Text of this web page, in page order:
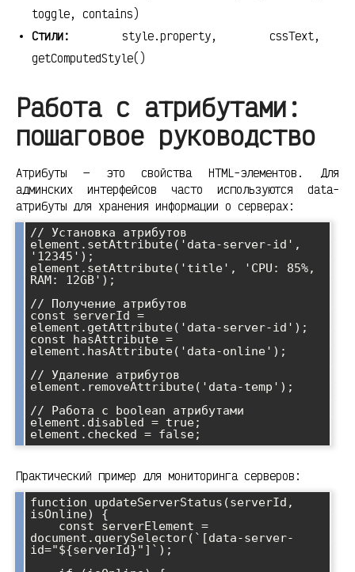
toggle, contains)
Стили:
style.property, cssText,
getComputedStyle()
Работа с атрибутами:
пошаговое руководство
Атрибуты — это свойства HTML-элементов. Для
админских интерфейсов часто используются data-
атрибуты для хранения информации о серверах:
// Установка атрибутов
element.setAttribute('data-server-id',
'12345');
element.setAttribute('title', 'CPU: 85%,
RAM: 12GB');
// Получение атрибутов
const serverId =
element.getAttribute('data-server-id');
const hasAttribute =
element.hasAttribute('data-online');
// Удаление атрибутов
element.removeAttribute('data-temp');
// Работа с boolean атрибутами
element.disabled = true;
Практический пример для мониторинга серверов:
function updateServerStatus(serverId,
isOnline) {
document.querySelector(`[data-server-
id="${serverId}"]`);